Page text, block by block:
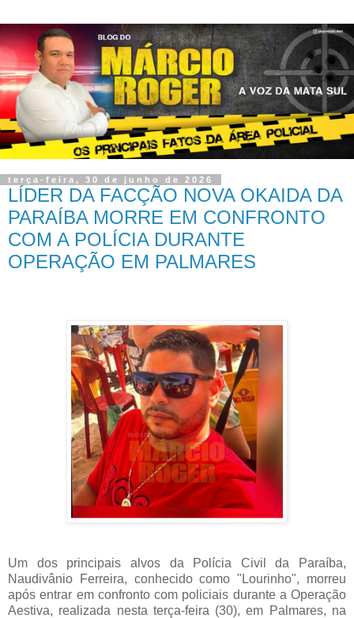
terça-feira, 30 de junho de 2026
LÍDER DA FACÇÃO NOVA OKAIDA DA
PARAÍBA MORRE EM CONFRONTO
COM A POLÍCIA DURANTE
OPERAÇÃO EM PALMARES
Um dos principais alvos da Polícia Civil da Paraíba,
Naudivânio Ferreira, conhecido como "Lourinho", morreu
após entrar em confronto com policiais durante a Operação
Aestiva, realizada nesta terça-feira (30), em Palmares, na